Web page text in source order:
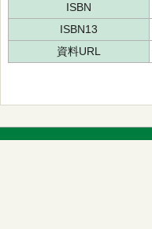
ISBN
ISBN13
資料URL